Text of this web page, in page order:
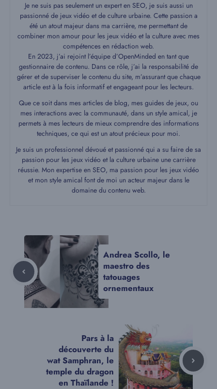
Je ne suis pas seulement un expert en SEO, je suis aussi un
passionné de jeux vidéo et de culture urbaine. Cette passion a
été un atout majeur dans ma carrière, me permettant de
combiner mon amour pour les jeux vidéo et la culture avec mes
compétences en rédaction web.
En 2023, j’ai rejoint l’équipe d’OpenMinded en tant que
gestionnaire de contenu. Dans ce rôle, j’ai la responsabilité de
gérer et de superviser le contenu du site, m’assurant que chaque
article est à la fois informatif et engageant pour les lecteurs.
Que ce soit dans mes articles de blog, mes guides de jeux, ou
mes interactions avec la communauté, dans un style amical, je
permets à mes lecteurs de mieux comprendre des informations
techniques, ce qui est un atout précieux pour moi.
Je suis un professionnel dévoué et passionné qui a su faire de sa
passion pour les jeux vidéo et la culture urbaine une carrière
réussie. Mon expertise en SEO, ma passion pour les jeux vidéo
et mon style amical font de moi un acteur majeur dans le
domaine du contenu web.
Andrea Scollo, le
maestro des
tatouages
ornementaux
Pars à la
découverte du
wat Samphran, le
temple du dragon
en Thaïlande !